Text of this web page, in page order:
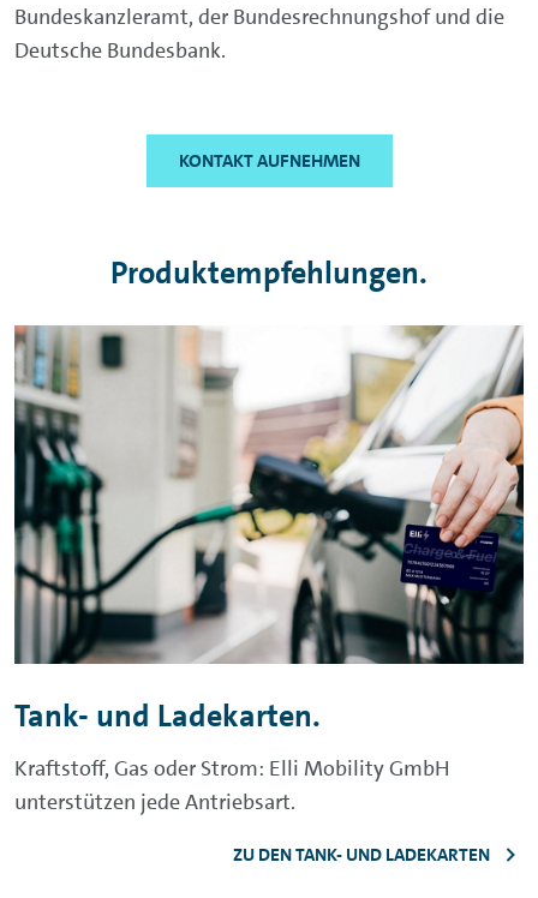
Bundeskanzleramt, der Bundesrechnungshof und die
Deutsche Bundesbank.
KONTAKT AUFNEHMEN
Produktempfehlungen.
Tank- und Ladekarten.
Kraftstoff, Gas oder Strom: Elli Mobility GmbH
unterstützen jede Antriebsart.
ZU DEN TANK- UND LADEKARTEN